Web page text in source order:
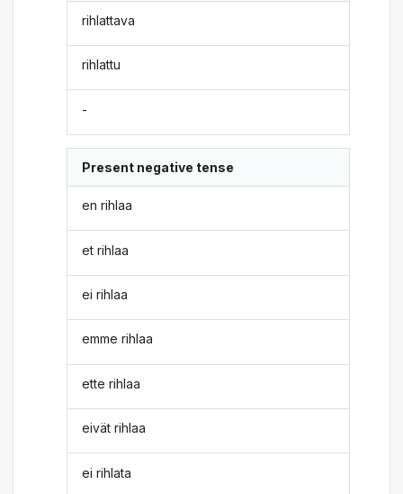
rihlattava
rihlattu
-
Present negative tense
en rihlaa
et rihlaa
ei rihlaa
emme rihlaa
ette rihlaa
eivät rihlaa
ei rihlata